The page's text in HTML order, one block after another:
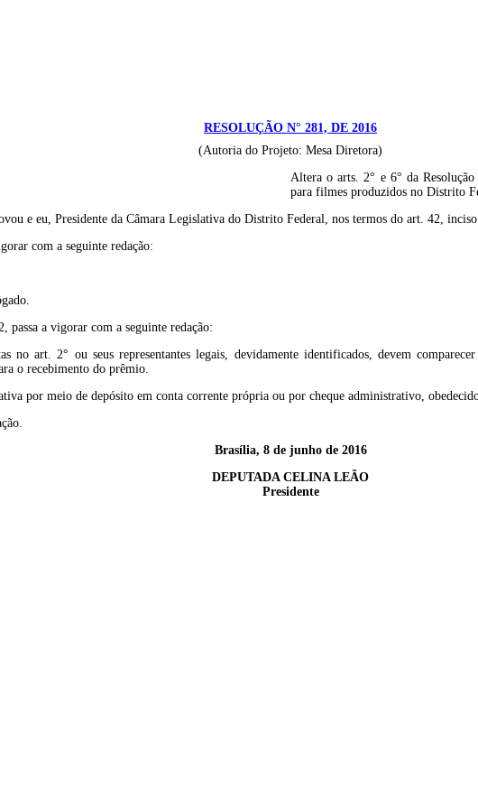
RESOLUÇÃO N° 281, DE 2016
(Autoria do Projeto: Mesa Diretora)
Altera o arts. 2° e 6° da
para filmes produzidos no Distrito
e eu, Presidente da Câmara Legislativa do Distrito Federal, nos termos do art. 42,
com a seguinte redação:
passa a vigorar com a seguinte redação:
no art. 2° ou seus representantes legais, devidamente identificados, devem
o recebimento do prêmio.
por meio de depósito em conta corrente própria ou por cheque administrativo,
Brasília, 8 de junho de 2016
DEPUTADA CELINA LEÃO
Presidente